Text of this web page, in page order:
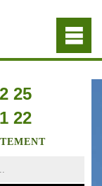
25
22